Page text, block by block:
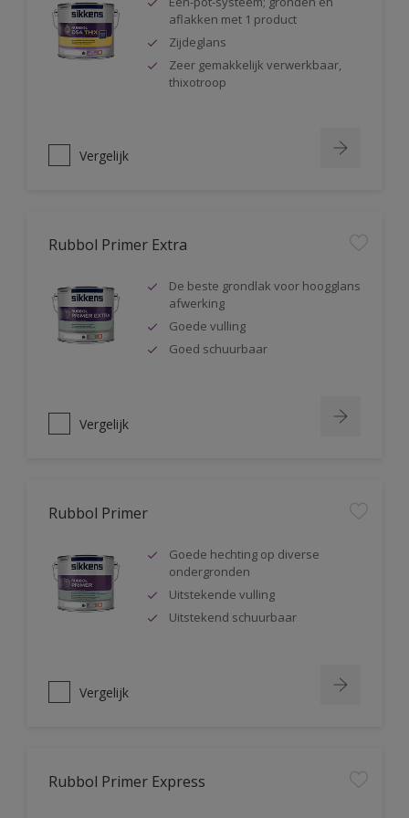
aflakken met 1 product
Zijdeglans
Zeer gemakkelijk verwerkbaar,
thixotroop
Vergelijk
Rubbol Primer Extra
De beste grondlak voor hoogglans
afwerking
Goede vulling
Goed schuurbaar
Vergelijk
Rubbol Primer
Goede hechting op diverse
ondergronden
Uitstekende vulling
Uitstekend schuurbaar
Vergelijk
Rubbol Primer Express